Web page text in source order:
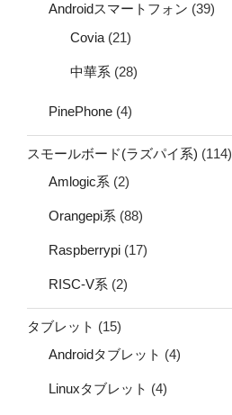
Androidスマートフォン (39)
Covia (21)
中華系 (28)
PinePhone (4)
スモールボード(ラズパイ系) (114)
Amlogic系 (2)
Orangepi系 (88)
Raspberrypi (17)
RISC-V系 (2)
タブレット (15)
Androidタブレット (4)
Linuxタブレット (4)